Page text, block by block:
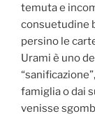
temuta e
consuetudine
persino le
Urami è uno
famiglia o dai
venisse